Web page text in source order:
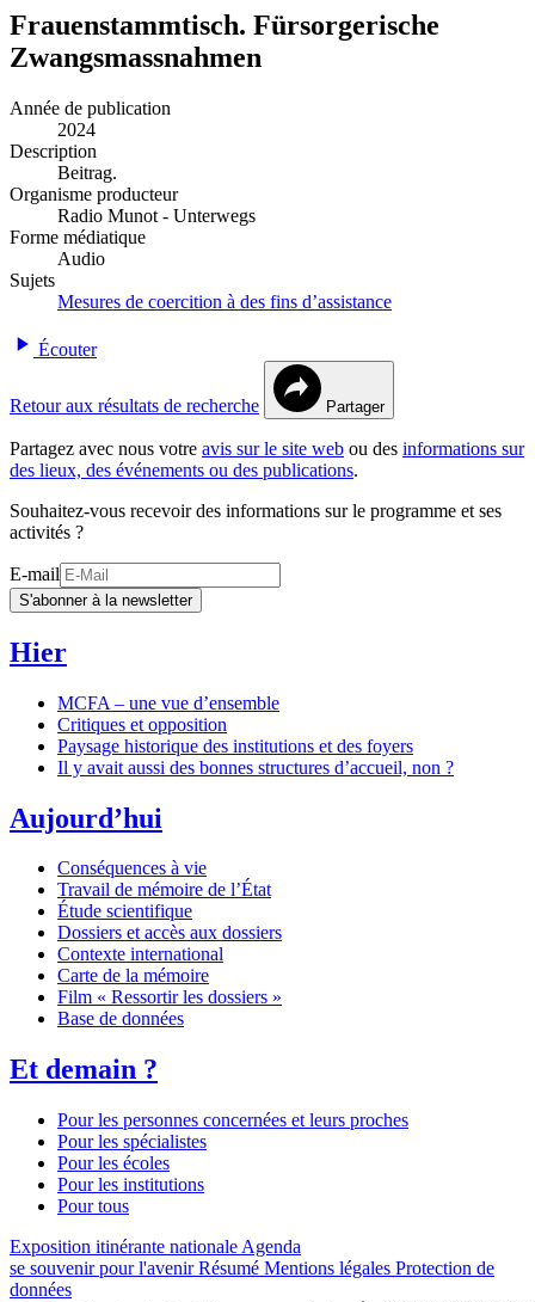
Frauenstammtisch. Fürsorgerische
Zwangsmassnahmen
Année de publication
2024
Description
Beitrag.
Organisme producteur
Radio Munot - Unterwegs
Forme médiatique
Audio
Sujets
Mesures de coercition à des fins d’assistance
Écouter
Retour aux résultats de recherche Partager
Partagez avec nous votre avis sur le site web ou des informations sur
des lieux, des événements ou des publications.
Souhaitez-vous recevoir des informations sur le programme et ses
activités ?
E-mail
S'abonner à la newsletter
Hier
MCFA – une vue d’ensemble
Critiques et opposition
Paysage historique des institutions et des foyers
Il y avait aussi des bonnes structures d’accueil, non ?
Aujourd’hui
Conséquences à vie
Travail de mémoire de l’État
Étude scientifique
Dossiers et accès aux dossiers
Contexte international
Carte de la mémoire
Film « Ressortir les dossiers »
Base de données
Et demain ?
Pour les personnes concernées et leurs proches
Pour les spécialistes
Pour les écoles
Pour les institutions
Pour tous
Exposition itinérante nationale Agenda
se souvenir pour l'avenirRésumé Mentions légales Protection de
données